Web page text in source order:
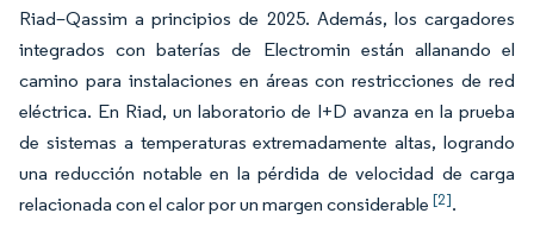
Riad–Qassim a principios de 2025. Además, los cargadores
integrados con baterías de Electromin están allanando el
camino para instalaciones en áreas con restricciones de red
eléctrica. En Riad, un laboratorio de I+D avanza en la prueba
de sistemas a temperaturas extremadamente altas, logrando
una reducción notable en la pérdida de velocidad de carga
relacionada con el calor por un margen considerable [2].